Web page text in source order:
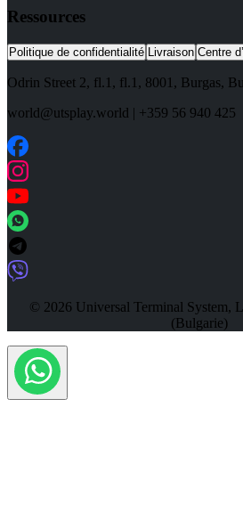
Ressources
Politique de confidentialité Livraison Centre
Odrin Street 2, fl.1 , fl.1, 8001 , Burgas,
world@utsplay.world | +359 56 940 425
© 2026 Universal Terminal System,
(Bulgarie)